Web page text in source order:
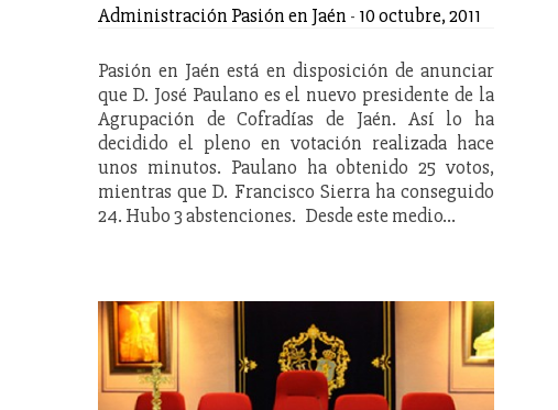
Administración Pasión en Jaén - 10 octubre, 2011
Pasión en Jaén está en disposición de anunciar
que D. José Paulano es el nuevo presidente de la
Agrupación de Cofradías de Jaén. Así lo ha
decidido el pleno en votación realizada hace
unos minutos. Paulano ha obtenido 25 votos,
mientras que D. Francisco Sierra ha conseguido
24. Hubo 3 abstenciones. Desde este medio…